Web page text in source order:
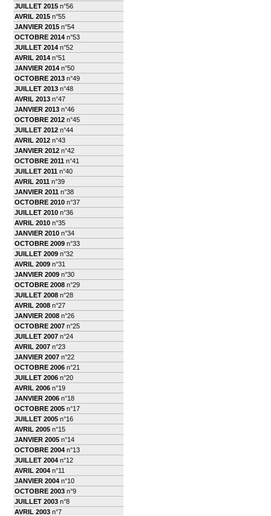
JUILLET 2015 n°56
AVRIL 2015 n°55
JANVIER 2015 n°54
OCTOBRE 2014 n°53
JUILLET 2014 n°52
AVRIL 2014 n°51
JANVIER 2014 n°50
OCTOBRE 2013 n°49
JUILLET 2013 n°48
AVRIL 2013 n°47
JANVIER 2013 n°46
OCTOBRE 2012 n°45
JUILLET 2012 n°44
AVRIL 2012 n°43
JANVIER 2012 n°42
OCTOBRE 2011 n°41
JUILLET 2011 n°40
AVRIL 2011 n°39
JANVIER 2011 n°38
OCTOBRE 2010 n°37
JUILLET 2010 n°36
AVRIL 2010 n°35
JANVIER 2010 n°34
OCTOBRE 2009 n°33
JUILLET 2009 n°32
AVRIL 2009 n°31
JANVIER 2009 n°30
OCTOBRE 2008 n°29
JUILLET 2008 n°28
AVRIL 2008 n°27
JANVIER 2008 n°26
OCTOBRE 2007 n°25
JUILLET 2007 n°24
AVRIL 2007 n°23
JANVIER 2007 n°22
OCTOBRE 2006 n°21
JUILLET 2006 n°20
AVRIL 2006 n°19
JANVIER 2006 n°18
OCTOBRE 2005 n°17
JUILLET 2005 n°16
AVRIL 2005 n°15
JANVIER 2005 n°14
OCTOBRE 2004 n°13
JUILLET 2004 n°12
AVRIL 2004 n°11
JANVIER 2004 n°10
OCTOBRE 2003 n°9
JUILLET 2003 n°8
AVRIL 2003 n°7